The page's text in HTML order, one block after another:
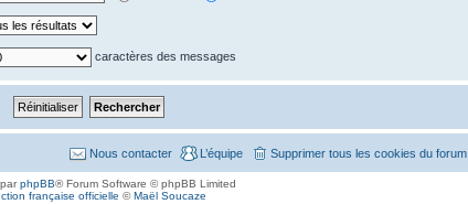
caractères des messages
Supprimer tous les cookies du forum
L’équipe
Nous contacter
phpBB® Forum Software © phpBB Limited
française officielle ©Maël Soucaze